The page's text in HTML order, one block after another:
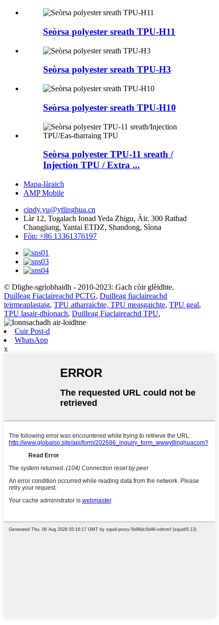
Seòrsa polyester sreath TPU-H11
Seòrsa polyester sreath TPU-H3
Seòrsa polyester sreath TPU-H10
Seòrsa polyester TPU-11 sreath /
Injection TPU / Extra ...
Mapa-làraich
AMP Mobile
cindy.yu@ytlinghua.cn
Làr 12, Togalach Ionad Yeda Zhigu, Àir. 300 Rathad
Changjiang, Yantai ETDZ, Shandong, Sìona
Fòn: +86 13361376197
© Dlighe-sgrìobhaidh - 2010-2023: Gach còir glèidhte.
Duilleag Fiaclaireachd PCTG, Duilleag fiaclaireachd
teirmeaplastaig, TPU atharraichte, TPU measgaichte, TPU geal,
TPU lasair-dhìonach, Duilleag Fiaclaireachd TPU,
Cuir Post-d
WhatsApp
x